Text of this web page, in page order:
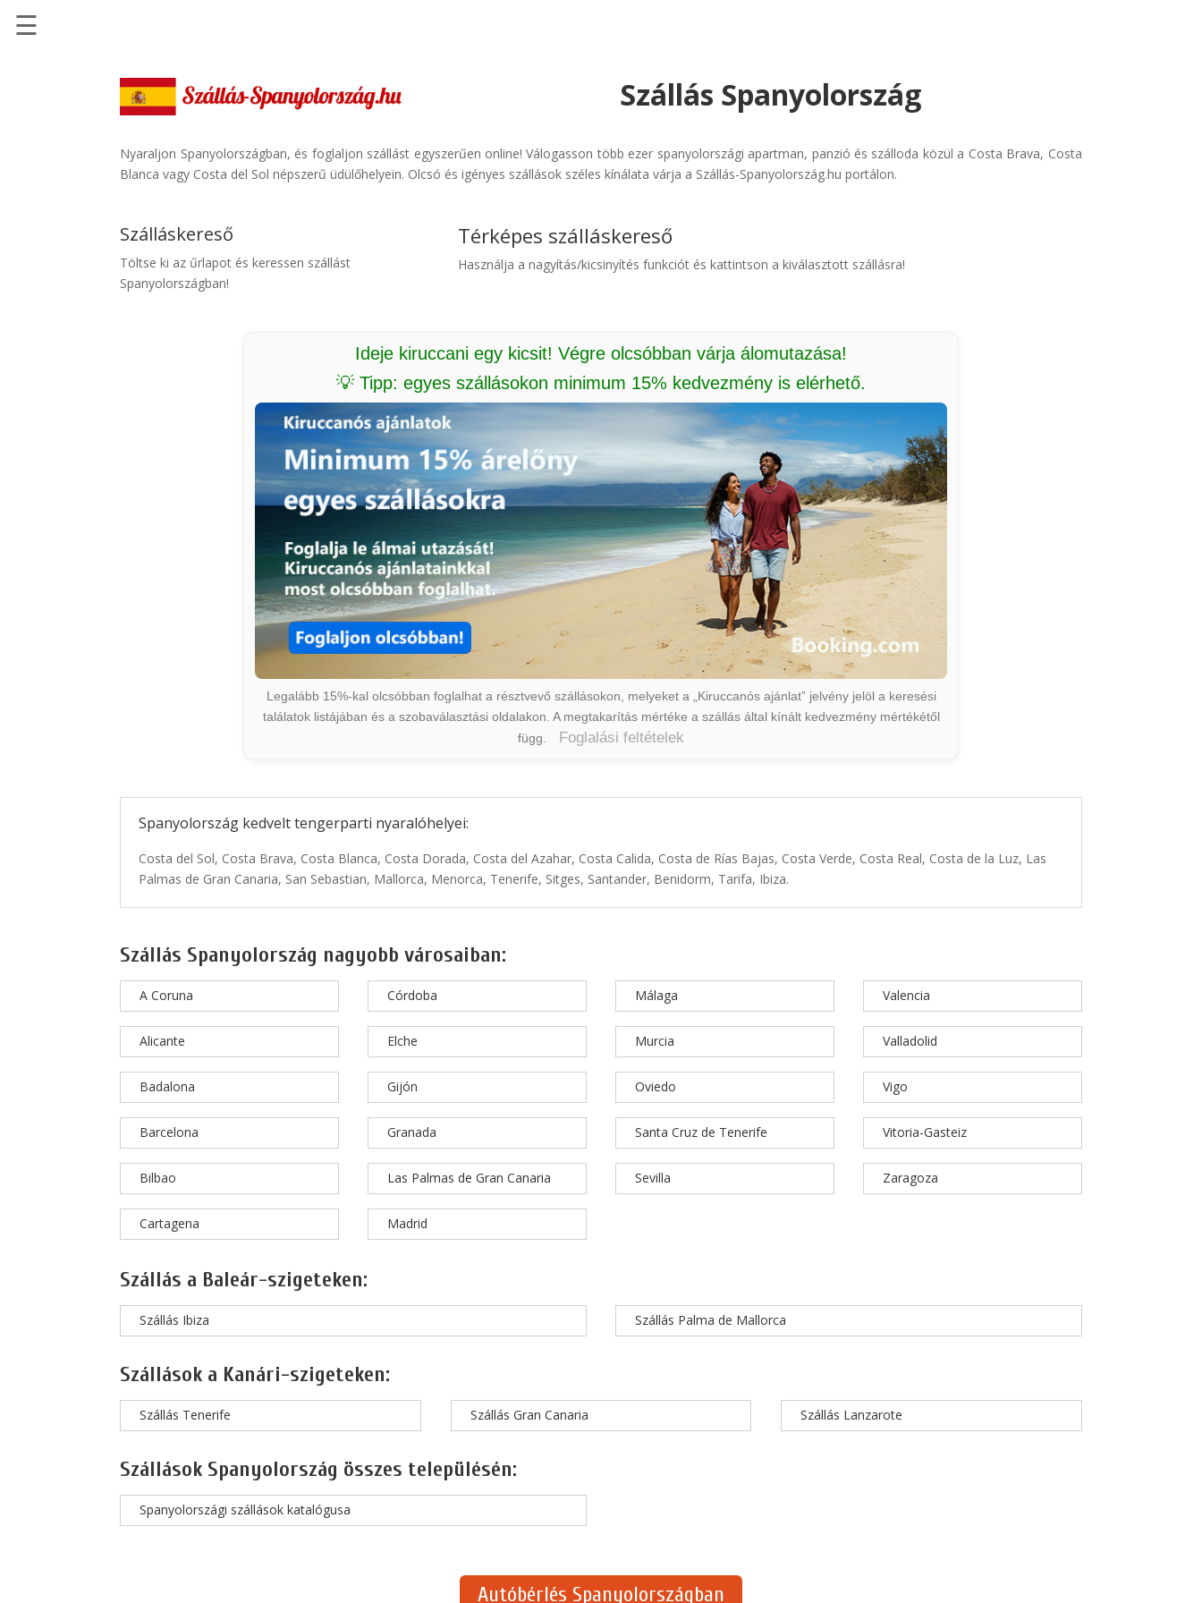
Szállásinfo.eu
Repülőjegy
Autóbérlés
☰
Szállás Spanyolország
Nyaraljon Spanyolországban, és foglaljon szállást egyszerűen online! Válogasson több ezer spanyolországi apartman, panzió és szálloda közül a Costa Brava, Costa
Blanca vagy Costa del Sol népszerű üdülőhelyein. Olcsó és igényes szállások széles kínálata várja a Szállás-Spanyolország.hu portálon.
Szálláskereső
Töltse ki az űrlapot és keressen szállást
Spanyolországban!
Térképes szálláskereső
Használja a nagyítás/kicsinyítés funkciót és kattintson a kiválasztott szállásra!
Ideje kiruccani egy kicsit! Végre olcsóbban várja álomutazása!
💡 Tipp: egyes szállásokon minimum 15% kedvezmény is elérhető.
Legalább 15%-kal olcsóbban foglalhat a résztvevő szállásokon, melyeket a „Kiruccanós ajánlat” jelvény jelöl a keresési
találatok listájában és a szobaválasztási oldalakon. A megtakarítás mértéke a szállás által kínált kedvezmény mértékétől
függ.
Foglalási feltételek
Spanyolország kedvelt tengerparti nyaralóhelyei:
Costa del Sol, Costa Brava, Costa Blanca, Costa Dorada, Costa del Azahar, Costa Calida, Costa de Rías Bajas, Costa Verde, Costa Real, Costa de la Luz, Las
Palmas de Gran Canaria, San Sebastian, Mallorca, Menorca, Tenerife, Sitges, Santander, Benidorm, Tarifa, Ibiza.
Szállás Spanyolország nagyobb városaiban:
A Coruna
Alicante
Badalona
Barcelona
Bilbao
Cartagena
Córdoba
Elche
Gijón
Granada
Las Palmas de Gran Canaria
Madrid
Málaga
Murcia
Oviedo
Santa Cruz de Tenerife
Sevilla
Valencia
Valladolid
Vigo
Vitoria-Gasteiz
Zaragoza
Szállás a Baleár-szigeteken:
Szállás Ibiza Szállás Palma de Mallorca
Szállások a Kanári-szigeteken:
Szállás Tenerife Szállás Gran Canaria Szállás Lanzarote
Szállások Spanyolország összes településén:
Spanyolországi szállások katalógusa
Autóbérlés Spanyolországban